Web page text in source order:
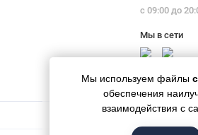
Мы используем файлы
обеспечения
взаимодействия с
с 09:00 до
Мы в сети